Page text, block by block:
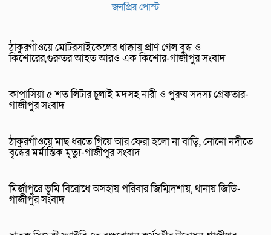
জনপ্রিয় পোস্ট
ঠাকুরগাঁওয়ে মোটরসাইকেলের ধাক্কায় প্রাণ গেল বৃদ্ধ ও
কিশোরের,গুরুতর আহত আরও এক কিশোর-গাজীপুর সংবাদ
কাপাসিয়া ৫ শত লিটার চুলাই মদসহ নারী ও পুরুষ সদস্য গ্রেফতার-
গাজীপুর সংবাদ
ঠাকুরগাঁওয়ে মাছ ধরতে গিয়ে আর ফেরা হলো না বাড়ি, নোনো নদীতে
বৃদ্ধের মর্মান্তিক মৃত্যু-গাজীপুর সংবাদ
মির্জাপুরে ভূমি বিরোধে অসহায় পরিবার জিম্মিদশায়, থানায় জিডি-
গাজীপুর সংবাদ